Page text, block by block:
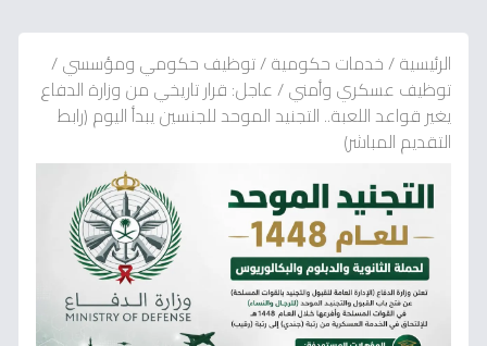
الرئيسية/خدمات حكومية/توظيف حكومي ومؤسسي/
توظيف عسكري وأمني/عاجل: قرار تاريخي من وزارة الدفاع
يغير قواعد اللعبة.. التجنيد الموحد للجنسين يبدأ اليوم (رابط
التقديم المباشر)